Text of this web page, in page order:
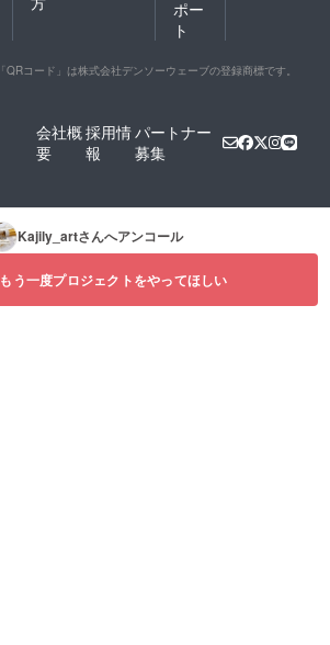
ポー
ト
「QRコード」は株式会社デンソーウェーブの登録商標です。
会社概
要
採用情
報
パートナー
募集
Kajily_artさんへアンコール
もう一度プロジェクトをやってほしい